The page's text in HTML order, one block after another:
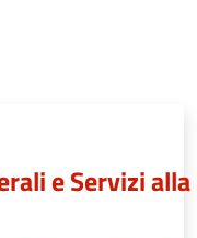
e Servizi alla